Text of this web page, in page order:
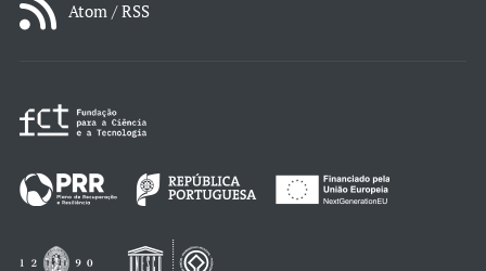
Atom / RSS